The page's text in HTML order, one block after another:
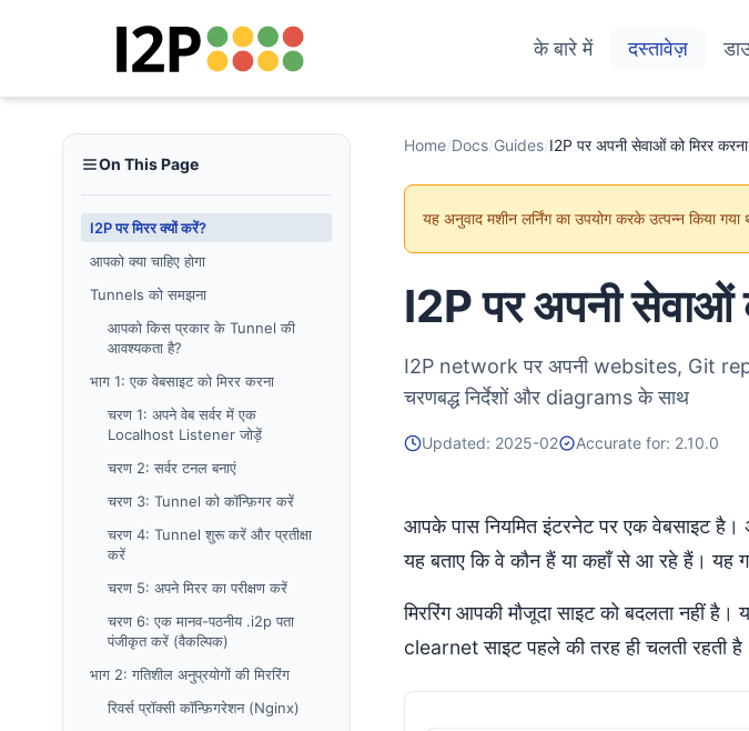
के बारे में दस्तावेज़
On This Page
I2P पर मिरर क्यों करें?
आपको क्या चाहिए होगा
Tunnels को समझना
आपको किस प्रकार के Tunnel की
आवश्यकता है?
भाग 1: एक वेबसाइट को मिरर करना
चरण 1: अपने वेब सर्वर में एक
Localhost Listener जोड़ें
चरण 2: सर्वर टनल बनाएं
चरण 3: Tunnel को कॉन्फ़िगर करें
चरण 4: Tunnel शुरू करें और प्रतीक्षा
करें
चरण 5: अपने मिरर का परीक्षण करें
चरण 6: एक मानव-पठनीय .i2p पता
पंजीकृत करें (वैकल्पिक)
भाग 2: गतिशील अनुप्रयोगों की मिररिंग
रिवर्स प्रॉक्सी कॉन्फ़िगरेशन (Nginx)
Home/Docs/Guides/I2P पर अपनी सेवाओं को मिरर करना
यह अनुवाद मशीन लर्निंग का उपयोग करके उत्पन्न किया
I2P पर अपनी सेवाओं
I2P network पर अपनी websites, Git
चरणबद्ध निर्देशों और diagrams के साथ
Updated: 2025-02 Accurate for: 2.10.0
आपके पास नियमित इंटरनेट पर एक वेबसाइट
यह बताए कि वे कौन हैं या कहाँ से आ रहे हैं। यह
मिररिंग आपकी मौजूदा साइट को बदलता नहीं
clearnet साइट पहले की तरह ही चलती रहती